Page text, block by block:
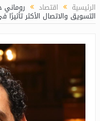
الرئيسية اقتصاد
التسويق والاتصال الأكثر تأثيرًا